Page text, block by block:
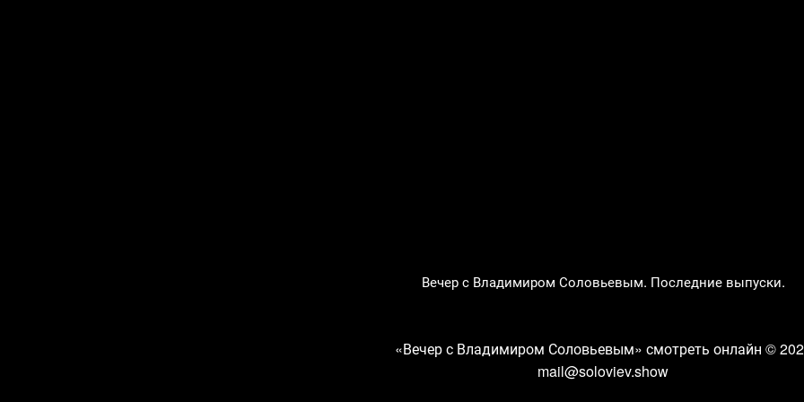
Вечер с Владимиром Соловьевым. Последние выпуски.
«Вечер с Владимиром Соловьевым» смотреть онлайн ©
mail@soloviev.show